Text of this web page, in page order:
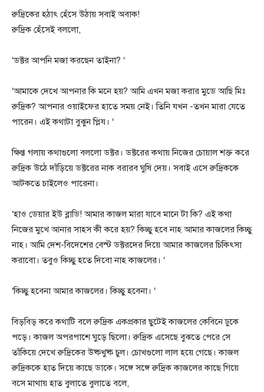
রুদ্রিকের হঠাৎ হেঁসে উঠায় সবাই অবাক!
রুদ্রিক হেঁসেই বললো,
‘ডক্টর আপনি মজা করছেন তাইনা? ‘
‘আমাকে দেখে আপনার কি মনে হয়? আমি এখন মজা করার মুডে আছি মিঃ
রুদ্রিক? আপনার ওয়াইফের হাতে সময় নেই। তিনি যখন -তখন মারা যেতে
পারেন। এই কথাটা বুঝুন প্লিয। ‘
ক্ষিপ্ত গলায় কথাগুলো বললো ডক্টর। ডক্টরের কথায় নিজের চোয়াল শক্ত করে
রুদ্রিক উঠে দাঁড়িয়ে ডক্টরের নাক বরারব ঘুষি দেয়। সবাই এসে রুদ্রিককে
আটকতে চাইলেও পারেনা।
‘হাও ডেয়ার ইউ ব্লাডি! আমার কাজল মারা যাবে মানে টা কি? এই কথা
নিজের মুখে আনার সাহস কী করে হয়? কিচ্ছু হবে নাহ আমার কাজলের কিচ্ছু
নাহ। আমি দেশ-বিদেশের বেস্ট ডক্টরদের দিয়ে আমার কাজলের চিকিৎসা
করাবো। তবুও কিচ্ছু হতে দিবো নাহ কাজলের। ‘
‘কিচ্ছু হবেনা আমার কাজলের। কিচ্ছু হবেনা। ‘
বিড়বিড় করে কথাটি বলে রুদ্রিক একপ্রকার ছুটেই কাজলের কেবিনে ঢুকে
পড়ে। কাজল অপরপাশে ঘুড়ে ছিলো। রুদ্রিক এসেছে বুঝতে পেরে সে
তাঁকিয়ে দেখে রুদ্রিকের উষ্কখুষ্ক চুল। চোখগুলো লাল হয়ে গেছে। কাজল
রুদ্রিককে হাত দিয়ে কাছে ডাকে। সঙ্গে সঙ্গে রুদ্রিক কাজলের কাছে গিয়ে
বসে মাথায় হাত বুলাতে বুলাতে বলে,